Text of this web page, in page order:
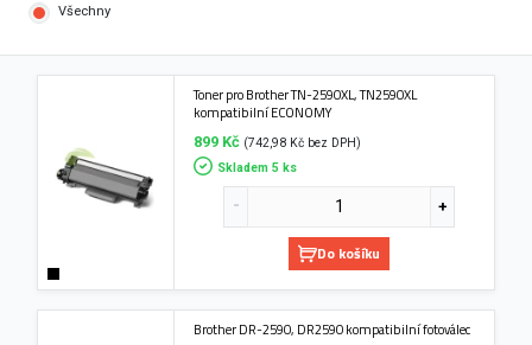
Všechny
Toner pro Brother TN-2590XL, TN2590XL
kompatibilní ECONOMY
899 Kč (742,98 Kč bez DPH)
Skladem 5 ks
Do košíku
Brother DR-2590, DR2590 kompatibilní fotoválec